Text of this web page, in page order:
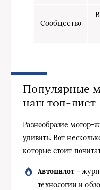
Сообщество
Популярные
наш топ-лист
Разнообразие мотор-
удивить. Вот
которые стоит
Автопилот –
технологии и